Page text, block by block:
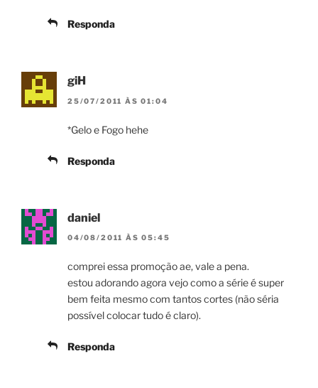
Responda
giH
25/07/2011 ÀS 01:04
*Gelo e Fogo hehe
Responda
daniel
04/08/2011 ÀS 05:45
comprei essa promoção ae, vale a pena.
estou adorando agora vejo como a série é super
bem feita mesmo com tantos cortes (não séria
possível colocar tudo é claro).
Responda